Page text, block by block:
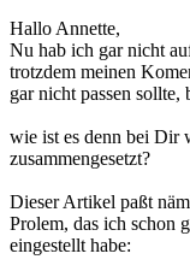
Hallo Annette,
Nu hab ich gar nicht
trotzdem meinen
gar nicht passen
wie ist es denn bei Dir
zusammengesetzt?
Dieser Artikel paßt
Prolem, das ich schon
eingestellt habe: